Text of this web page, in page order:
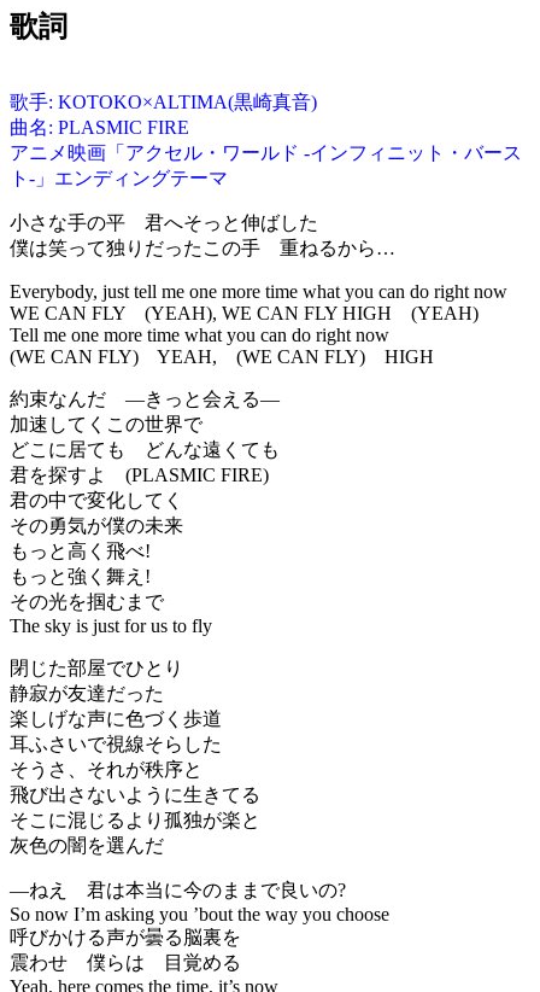
歌詞
歌手: KOTOKO×ALTIMA(黒崎真音)
曲名: PLASMIC FIRE
アニメ映画「アクセル・ワールド -インフィニット・バース
ト-」エンディングテーマ
小さな手の平 君へそっと伸ばした
僕は笑って独りだったこの手 重ねるから…
Everybody, just tell me one more time what you can do right now
WE CAN FLY (YEAH), WE CAN FLY HIGH (YEAH)
Tell me one more time what you can do right now
(WE CAN FLY) YEAH, (WE CAN FLY) HIGH
約束なんだ ―きっと会える―
加速してくこの世界で
どこに居ても どんな遠くても
君を探すよ (PLASMIC FIRE)
君の中で変化してく
その勇気が僕の未来
もっと高く飛べ!
もっと強く舞え!
その光を掴むまで
The sky is just for us to fly
閉じた部屋でひとり
静寂が友達だった
楽しげな声に色づく歩道
耳ふさいで視線そらした
そうさ、それが秩序と
飛び出さないように生きてる
そこに混じるより孤独が楽と
灰色の闇を選んだ
―ねえ 君は本当に今のままで良いの?
So now I’m asking you ’bout the way you choose
呼びかける声が曇る脳裏を
震わせ 僕らは 目覚める
Yeah, here comes the time, it’s now